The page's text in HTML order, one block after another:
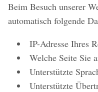
Beim Besuch unserer
automatisch folgende
IP-Adresse Ihres
Welche Seite Sie
Unterstützte
Unterstützte